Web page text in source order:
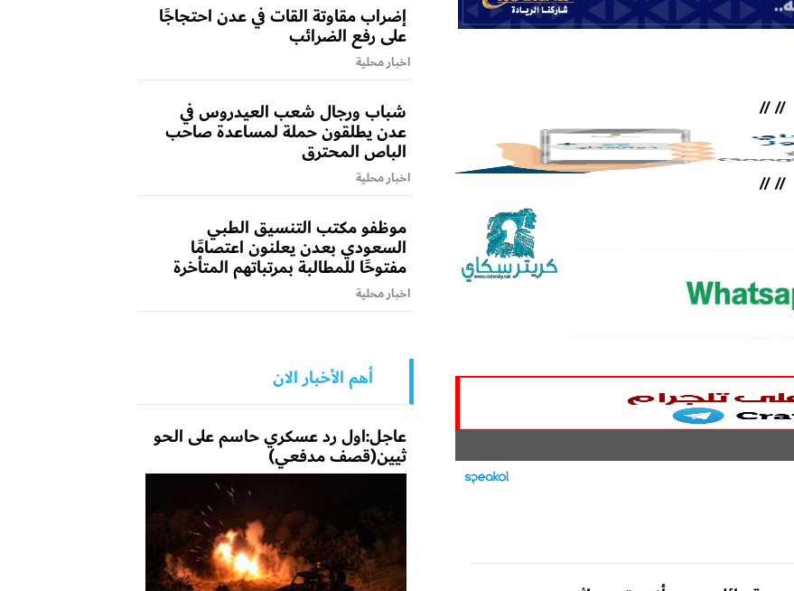
//
//
//
//
إضراب مقاوتة القات في عدن احتجاجًا
على رفع الضرائب
اخبار محلية
شباب ورجال شعب العيدروس في
عدن يطلقون حملة لمساعدة صاحب
الباص المحترق
اخبار محلية
موظفو مكتب التنسيق الطبي
السعودي بعدن يعلنون اعتصامًا
مفتوحًا للمطالبة بمرتباتهم المتأخرة
اخبار محلية
أهم الأخبار الان
عاجل:اول رد عسكري حاسم على الحو
ثيين(قصف مدفعي)